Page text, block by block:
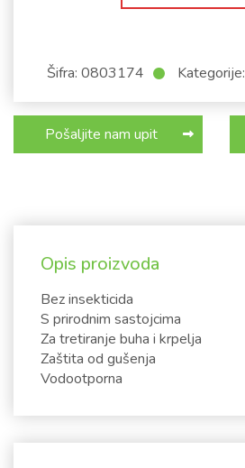
Šifra: 0803174 Kategorije:
Pošaljite nam upit
Opis proizvoda
Bez insekticida
S prirodnim sastojcima
Za tretiranje buha i krpelja
Zaštita od gušenja
Vodootporna